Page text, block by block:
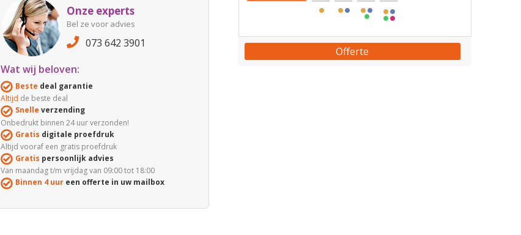
Onze experts
Bel ze voor advies
073 642 3901
Wat wij beloven:
Beste deal garantie
Altijd de beste deal
Snelle verzending
Onbedrukt binnen 24 uur verzonden!
Gratis digitale proefdruk
Altijd vooraf een gratis proefdruk
Gratis persoonlijk advies
Van maandag t/m vrijdag van 09:00 tot 18:00
Binnen 4 uureen offerte in uw mailbox
Offerte